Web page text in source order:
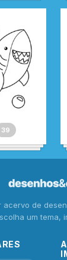
39
acervo de
um tema,